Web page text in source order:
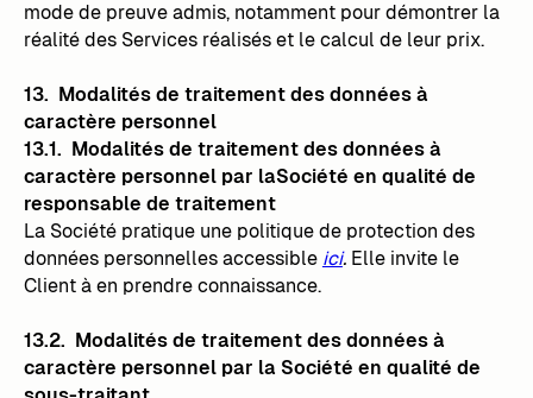
mode de preuve admis, notamment pour démontrer la
réalité des Services réalisés et le calcul de leur prix.
13. Modalités de traitement des données à
caractère personnel
13.1. Modalités de traitement des données à
caractère personnel par laSociété en qualité de
responsable de traitement
La Société pratique une politique de protection des
données personnelles accessible ici.Elle invite le
Client à en prendre connaissance.
13.2. Modalités de traitement des données à
caractère personnel par la Société en qualité de